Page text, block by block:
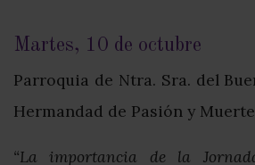
Martes, 10 de octubre
Parroquia de Ntra. Sra. del
Hermandad de Pasión y
“La importancia de la